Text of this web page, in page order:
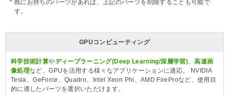
既にお持ちのパーツがあれば、上記のパーツを削除することも可能で
す。
GPUコンピューティング
科学技術計算やディープラーニング(Deep Learning/深層学習)、高速画
像処理など、GPUを活用する様々なアプリケーションに適応。 NVIDIA
Tesla、GeForce、Quadro、Intel Xeon Phi、AMD FireProなど、使用目
的に適したパーツを選択いただけます。